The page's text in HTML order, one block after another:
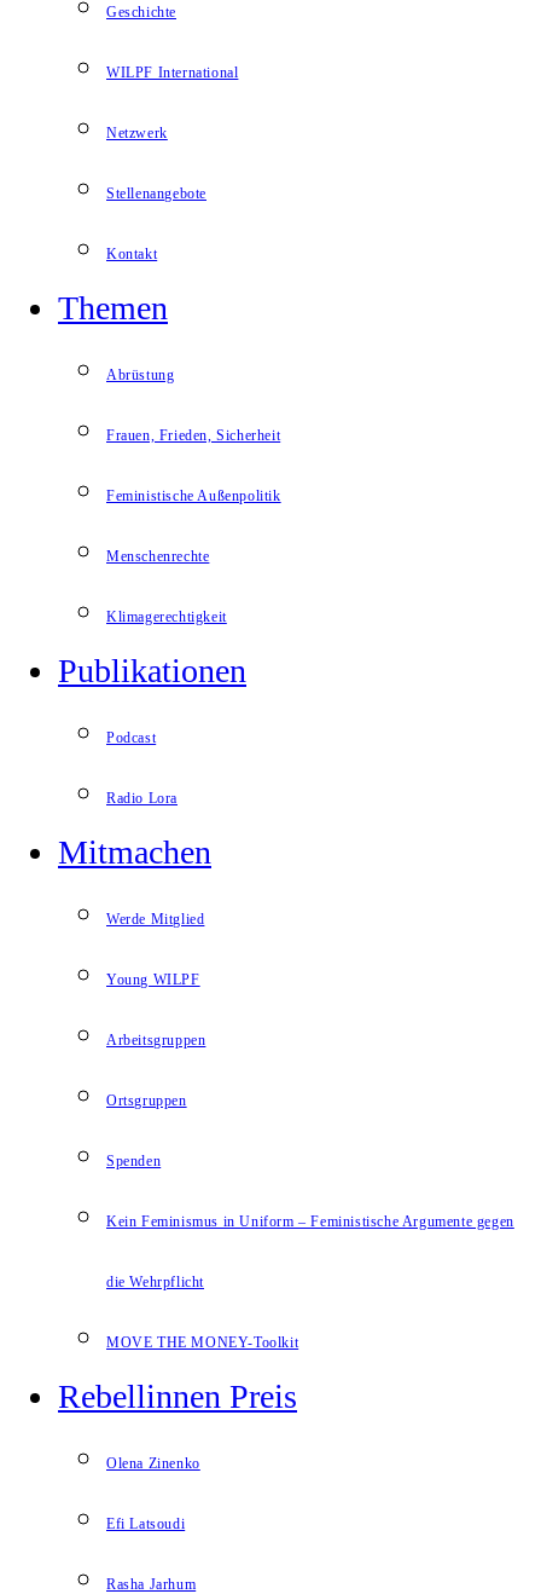
Geschichte
WILPF International
Netzwerk
Stellenangebote
Kontakt
Themen
Abrüstung
Frauen, Frieden, Sicherheit
Feministische Außenpolitik
Menschenrechte
Klimagerechtigkeit
Publikationen
Podcast
Radio Lora
Mitmachen
Werde Mitglied
Young WILPF
Arbeitsgruppen
Ortsgruppen
Spenden
Kein Feminismus in Uniform – Feministische Argumente gegen
die Wehrpflicht
MOVE THE MONEY-Toolkit
Rebellinnen Preis
Olena Zinenko
Efi Latsoudi
Rasha Jarhum